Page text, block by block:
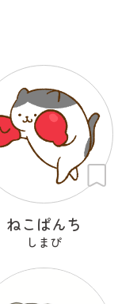
ねこぱんち
しまぴ